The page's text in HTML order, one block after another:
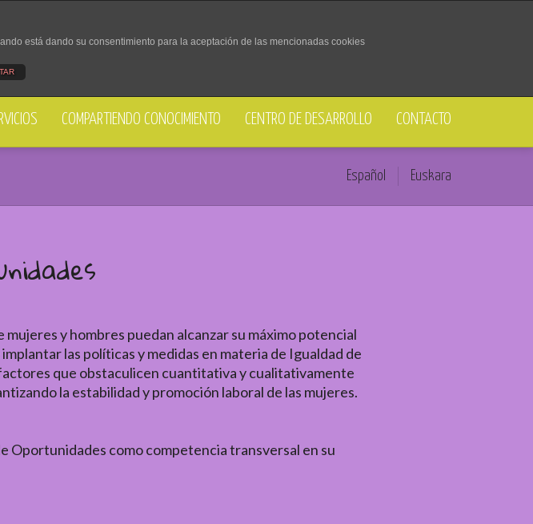
COMPARTIENDO CONOCIMIENTO CENTRO DE DESARROLLO CONTACTO
Español Euskara
y hombres puedan alcanzar su máximo potencial
las políticas y medidas en materia de Igualdad de
que obstaculicen cuantitativa y cualitativamente
la estabilidad y promoción laboral de las mujeres.
Oportunidades como competencia transversal en su
está dando su consentimiento para la aceptación de las mencionadas cookies